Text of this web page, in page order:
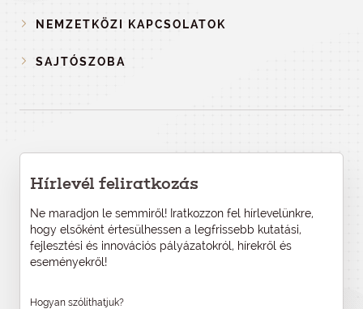
NEMZETKÖZI KAPCSOLATOK
SAJTÓSZOBA
Hírlevél feliratkozás
Ne maradjon le semmiről! Iratkozzon fel hírlevelünkre,
hogy elsőként értesülhessen a legfrissebb kutatási,
fejlesztési és innovációs pályázatokról, hírekről és
eseményekről!
Hogyan szólíthatjuk?